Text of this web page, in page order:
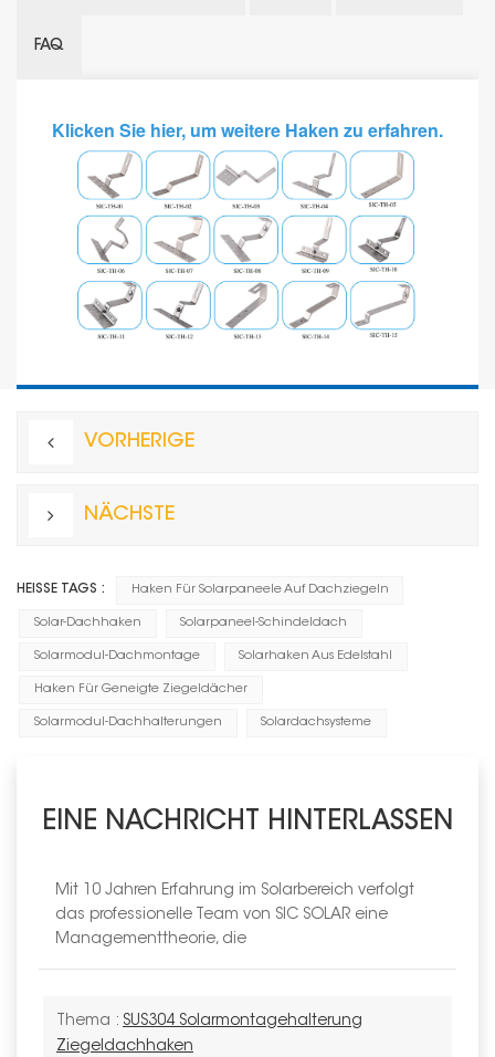
FAQ
Klicken Sie hier, um weitere Haken zu erfahren.
VORHERIGE
NÄCHSTE
HEISSE TAGS : Haken Für Solarpaneele Auf Dachziegeln
Solar-Dachhaken Solarpaneel-Schindeldach
Solarmodul-Dachmontage Solarhaken Aus Edelstahl
Haken Für Geneigte Ziegeldächer
Solarmodul-Dachhalterungen Solardachsysteme
EINE NACHRICHT HINTERLASSEN
Mit 10 Jahren Erfahrung im Solarbereich verfolgt
das professionelle Team von SIC SOLAR eine
Managementtheorie, die
Thema : SUS304 Solarmontagehalterung
Ziegeldachhaken